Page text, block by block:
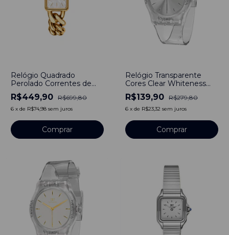
Relógio Quadrado
Perolado Correntes de
Aço Inoxidável Dourado
R$449,90 R$699,80
6 x de R$74,98 sem juros
Comprar
Relógio Transparente
Cores Clear Whiteness
Prata Bewatch
R$139,90 R$279,80
6 x de R$23,32 sem juros